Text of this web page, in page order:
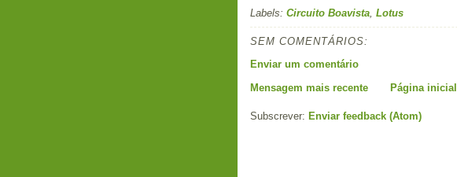
Labels: Circuito Boavista Lotus
SEM COMENTÁRIOS:
Enviar um comentário
Mensagem mais recente
Página inicial
Subscrever: Enviar feedback (Atom)